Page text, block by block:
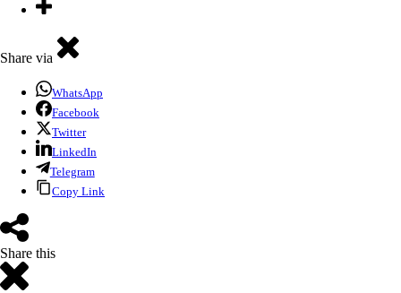
Share via
WhatsApp
Facebook
Twitter
LinkedIn
Telegram
Copy Link
Share this